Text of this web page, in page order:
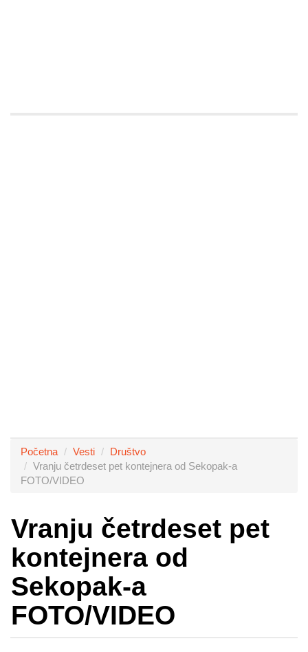
Početna Vesti
Društvo
Vranju četrdeset pet kontejnera od Sekopak-a
FOTO/VIDEO
Vranju četrdeset pet
kontejnera od
Sekopak-a
FOTO/VIDEO